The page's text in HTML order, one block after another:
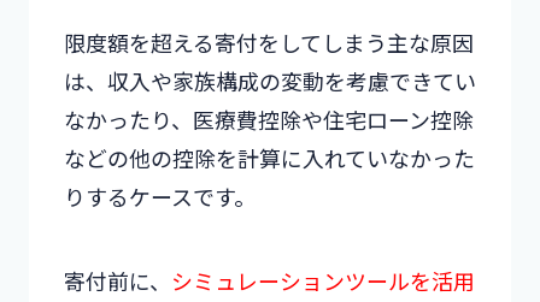
限度額を超える寄付をしてしまう主な原因
は、収入や家族構成の変動を考慮できてい
なかったり、医療費控除や住宅ローン控除
などの他の控除を計算に入れていなかった
りするケースです。
寄付前に、 シミュレーションツールを活用